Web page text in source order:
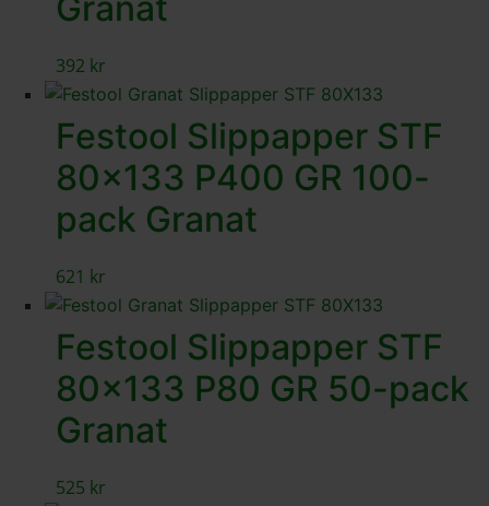
392 kr
Festool Slippapper STF
80×133 P400 GR 100-
pack Granat
621 kr
Festool Slippapper STF
80×133 P80 GR 50-pack
Granat
525 kr